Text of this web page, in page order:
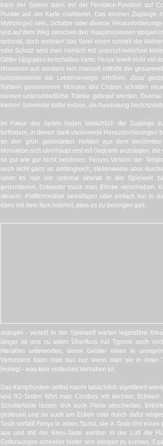
kann der Spieler dann mit der Fernblick-Funktion auf
Punkte auf der Karte markieren. Das können Zugänge
Mythologie) sein, Schätze oder diverse
und auf dem Weg zwischen den Hauptmissionen stolpert
optional, doch motiviert das Spiel einen schnell die
oder Schatz wird man nämlich mit unterschiedlichen
Götter Upgrades freischalten kann. Fenyx levelt nicht mit
Missionen auf, sondern rein manuell mithilfe der
beispielsweise die Lebensenergie erhöhen, Zeus'
Rätseln gewonnenen Münzen des Charon schalten
können unterschiedliche Tränke gebraut werden.
kleinen Schmiede dafür nutzen, die Ausrüstung
Im Fokus des Spiels liegen tatsächlich die Zugänge
befördern, in denen stark variierende Herausforderungen
an den grün gekleideten Helden aus dem
Motivation sich überhaupt erst mit Gegnern anzulegen,
so gut wie gar nicht belohnen. Fenyxs Version der
auch nicht ganz so umfangreich, stellenweise aber
seien es nun die optional überall in der Spielwelt
gebundenen. Entweder muss man Blöcke verschieben,
steuern, Plattformrätsel bewältigen oder einfach nur in
dann mit dem Item belohnt, dass es zu besorgen galt.
anlegen - verteilt in der Spielwelt warten legendäre
länger ist und zu allem Überfluss hat Typhon auch
Herakles unterworfen, deren Geister einen in
Verhindern kann man das nur, wenn man sie in ihren
besiegt - was kein einfaches Vorhaben ist.
Das Kampfsystem selbst macht tatsächlich signifikant
und R2-Tasten führt man Combos mit leichten
Schultertaste lassen sich auch Pfeile abschießen.
gesteuert und so auch um Ecken oder durch dafür
Taste verfällt Fenyx in einen Sprint, die X-Taste löst
aus und mit der Kreis-Taste werden in der Luft die
Entfernungen schneller hinter sich bringen zu können.